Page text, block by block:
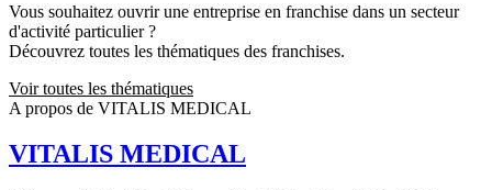
Vous souhaitez ouvrir une entreprise en franchise dans un secteur
d'activité particulier ?
Découvrez toutes les thématiques des franchises.
Voir toutes les thématiques
A propos de VITALIS MEDICAL
VITALIS MEDICAL